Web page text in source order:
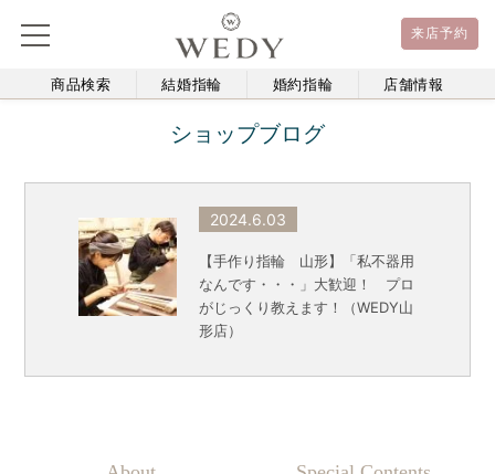
来店予約
商品検索 結婚指輪 婚約指輪 店舗情報
ショップブログ
2024.6.03
【手作り指輪 山形】「私不器用
なんです・・・」大歓迎！ プロ
がじっくり教えます！（WEDY山
形店）